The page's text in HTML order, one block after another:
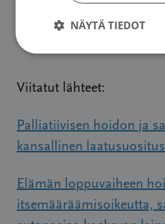
Viitatut lähteet:
Palliatiivisen hoidon ja
kansallinen laatusuositus
Elämän loppuvaiheen
itsemääräämisoikeutta,
NÄYTÄ TIEDOT